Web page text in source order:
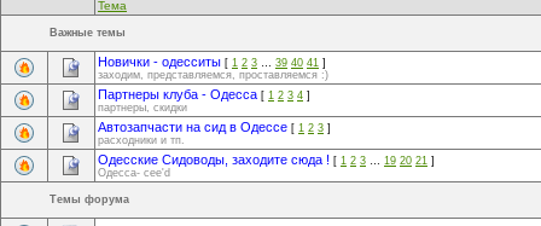
Тема
Важные темы
Новички - одесситы [ 1 2 3 … 39 40 41 ]
заходим, представляемся, проставляемся :)
Партнеры клуба - Одесса [ 1 2 3 4 ]
партнеры, скидки
Автозапчасти на сид в Одессе [ 1 2 3 ]
расходники и тп.
Одесские Сидоводы, заходите сюда ! [ 1 2 3 … 19 20 21 ]
Одесса- cee'd
Темы форума